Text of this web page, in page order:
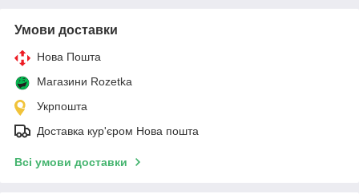
Умови доставки
Нова Пошта
Магазини Rozetka
Укрпошта
Доставка кур'єром Нова пошта
Всі умови доставки